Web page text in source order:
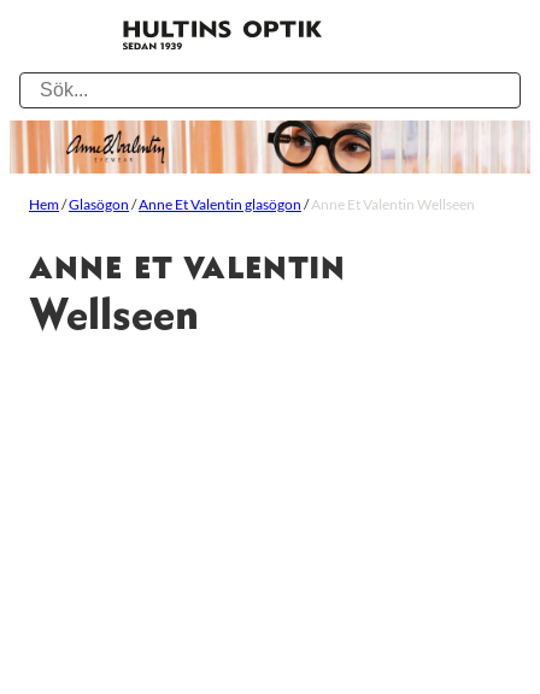
Hem/Glasögon /Anne Et Valentin glasögon /Anne Et Valentin Wellseen
ANNE ET VALENTIN
Wellseen